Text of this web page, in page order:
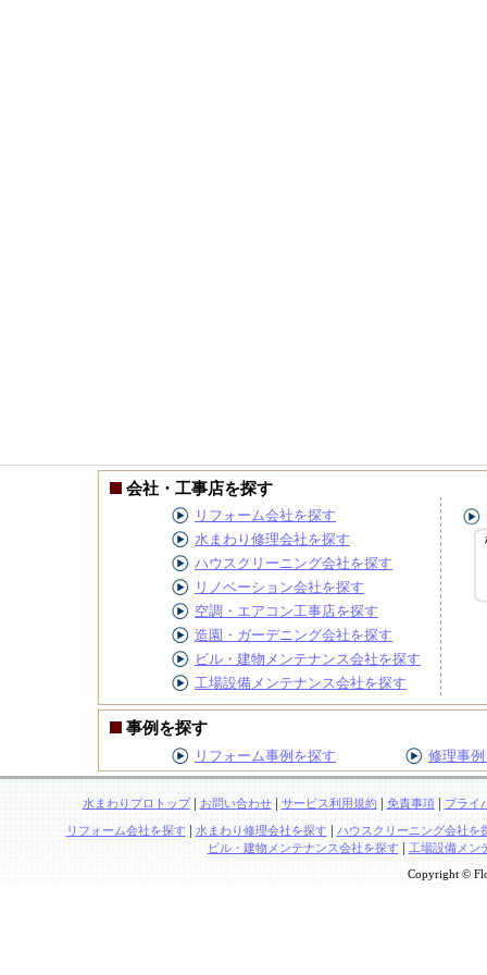
会社・工事店を探す
リフォーム会社を探す
水まわり修理会社を探す
ハウスクリーニング会社を探す
リノベーション会社を探す
空調・エアコン工事店を探す
造園・ガーデニング会社を探す
ビル・建物メンテナンス会社を探す
工場設備メンテナンス会社を探す
事例を探す
リフォーム事例を探す 修理事
水まわりプロトップ| お問い合わせ| サービス利用規約| 免責事項| プライ
リフォーム会社を探す | 水まわり修理会社を探す | ハウスクリーニング会社を
ビル・建物メンテナンス会社を探す| 工場設備メン
Copyright ©